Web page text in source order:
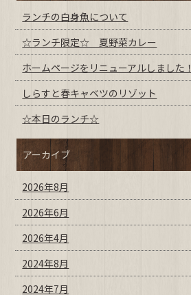
ランチの白身魚について
☆ランチ限定☆ 夏野菜カレー
ホームページをリニューアルしました！
しらすと春キャベツのリゾット
☆本日のランチ☆
アーカイブ
2026年8月
2026年6月
2026年4月
2024年8月
2024年7月